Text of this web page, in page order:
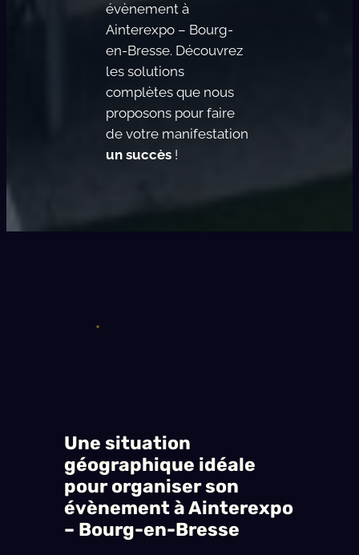
évènement à
Ainterexpo – Bourg-
en-Bresse. Découvrez
les solutions
complètes que nous
proposons pour faire
de votre manifestation
un succès !
Une situation
géographique idéale
pour organiser son
évènement à Ainterexpo
– Bourg-en-Bresse